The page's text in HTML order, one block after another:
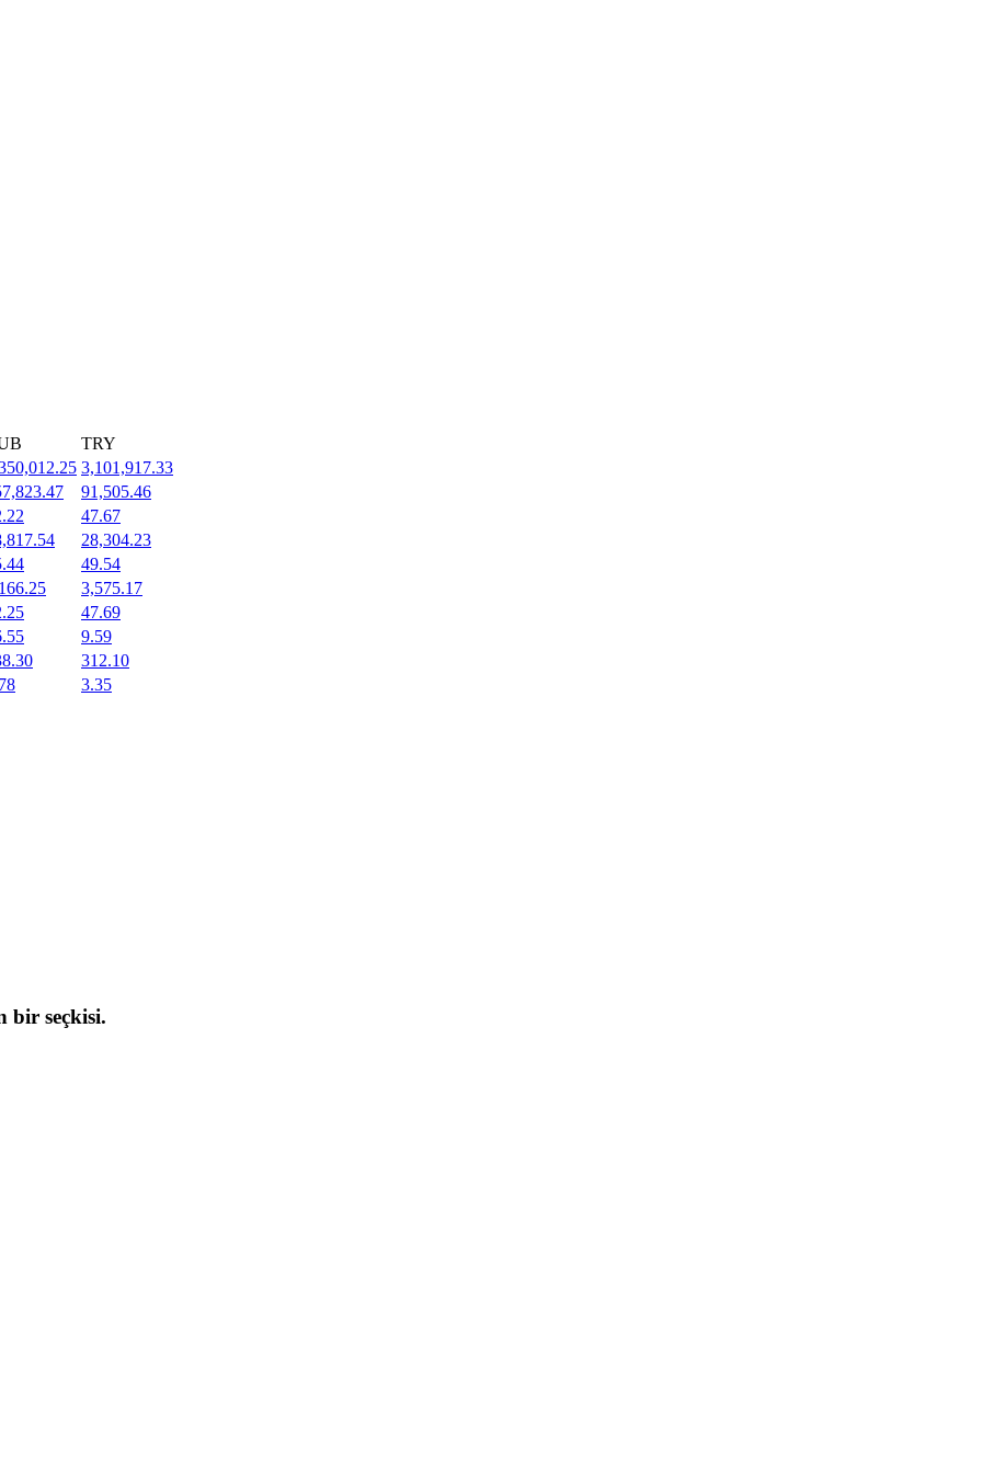
TRY
3,101,917.33
91,505.46
47.67
28,304.23
49.54
3,575.17
47.69
9.59
312.10
3.35
bir seçkisi.